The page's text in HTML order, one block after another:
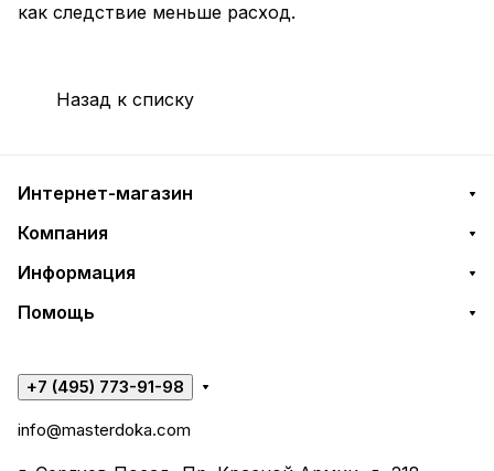
как следствие меньше расход.
Назад к списку
Интернет-магазин
Компания
Информация
Помощь
+7 (495) 773-91-98
info@masterdoka.com